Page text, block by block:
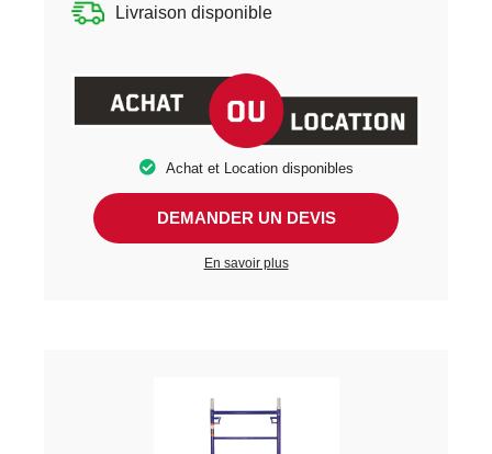
Livraison disponible
Achat et Location disponibles
DEMANDER UN DEVIS
En savoir plus